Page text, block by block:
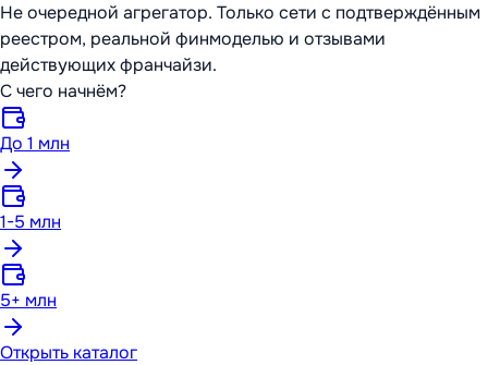
Не очередной агрегатор. Только сети с подтверждённым
реестром, реальной финмоделью и отзывами
действующих франчайзи.
С чего начнём?
До 1 млн
1-5 млн
5+ млн
Открыть каталог